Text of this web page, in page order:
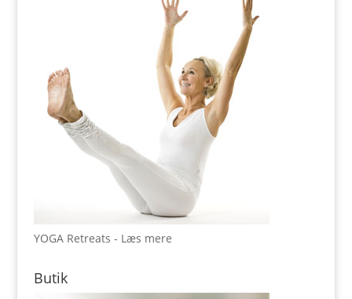
YOGA Retreats - Læs mere
Butik